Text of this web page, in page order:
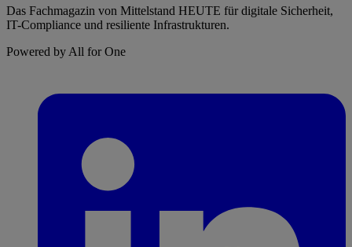
Das Fachmagazin von Mittelstand HEUTE für digitale Sicherheit,
IT-Compliance und resiliente Infrastrukturen.
Powered by All for One